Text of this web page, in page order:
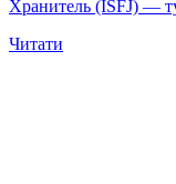
Хранитель (ISFJ) —
Читати